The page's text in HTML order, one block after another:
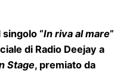
“In riva al mare”
di Radio Deejay a
Stage, premiato da